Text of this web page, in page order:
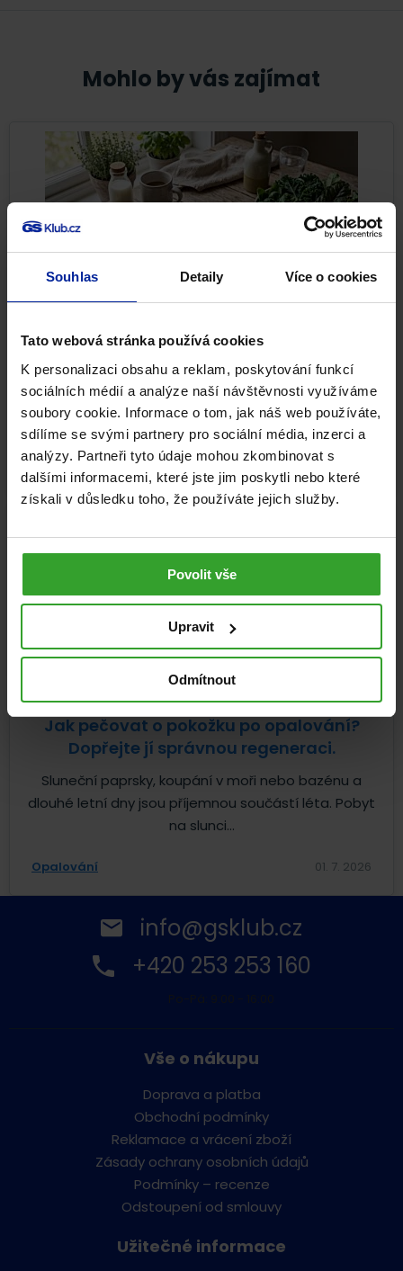
Souhlas Detaily Více o cookies
Tato webová stránka používá cookies
K personalizaci obsahu a reklam, poskytování funkcí
sociálních médií a analýze naší návštěvnosti využíváme
soubory cookie. Informace o tom, jak náš web používáte,
sdílíme se svými partnery pro sociální média, inzerci a
analýzy. Partneři tyto údaje mohou zkombinovat s
dalšími informacemi, které jste jim poskytli nebo které
získali v důsledku toho, že používáte jejich služby.
Povolit vše
Upravit
Odmítnout
Mohlo by vás zajímat
Nejlepší potraviny pro pevné kosti i při
osteoporóze
Pevné kosti nejsou samozřejmostí. Kostní tkáň se po
celý život neustále obnovuje a reaguje na to, co jíme,...
Pohybová soustava Zdravá výživa 22. 7. 2026
Jak pečovat o pokožku po opalování?
Dopřejte jí správnou regeneraci.
Sluneční paprsky, koupání v moři nebo bazénu a
dlouhé letní dny jsou příjemnou součástí léta. Pobyt
na slunci...
Opalování 01. 7. 2026
info@gsklub.cz
+420 253 253 160
Vše o nákupu
Doprava a platba
Obchodní podmínky
Reklamace a vrácení zboží
Zásady ochrany osobních údajů
Podmínky – recenze
Odstoupení od smlouvy
Užitečné informace